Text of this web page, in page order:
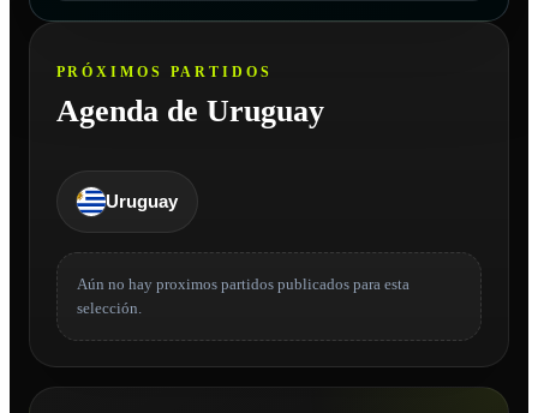
PRÓXIMOS PARTIDOS
Agenda de Uruguay
Uruguay
Aún no hay proximos partidos publicados para esta
selección.